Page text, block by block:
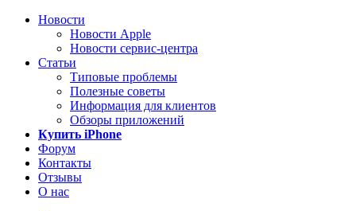
Новости
Новости Apple
Новости сервис-центра
Статьи
Типовые проблемы
Полезные советы
Информация для клиентов
Обзоры приложений
Купить iPhone
Форум
Контакты
Отзывы
О нас